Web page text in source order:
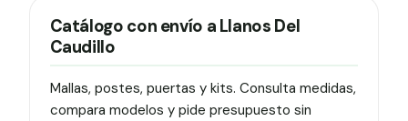
Catálogo con envío a Llanos Del
Caudillo
Mallas, postes, puertas y kits. Consulta medidas,
compara modelos y pide presupuesto sin